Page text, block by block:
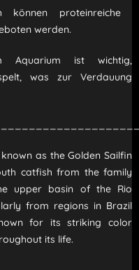
können proteinreiche
werden.
Aquarium ist wichtig,
was zur Verdauung
as the Golden Sailfin
catfish from the family
upper basin of the Rio
from regions in Brazil
for its striking color
its life.